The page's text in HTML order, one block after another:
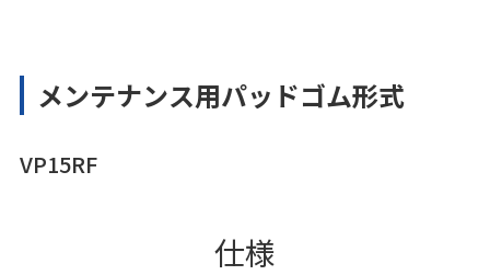
メンテナンス用パッドゴム形式
VP15RF
仕様